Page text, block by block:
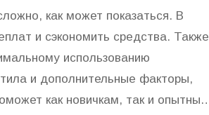
как может показаться. В
и сэкономить средства. Также
использованию
и дополнительные факторы,
как новичкам, так и опытным